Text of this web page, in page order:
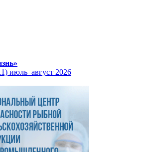
июль–август 2026